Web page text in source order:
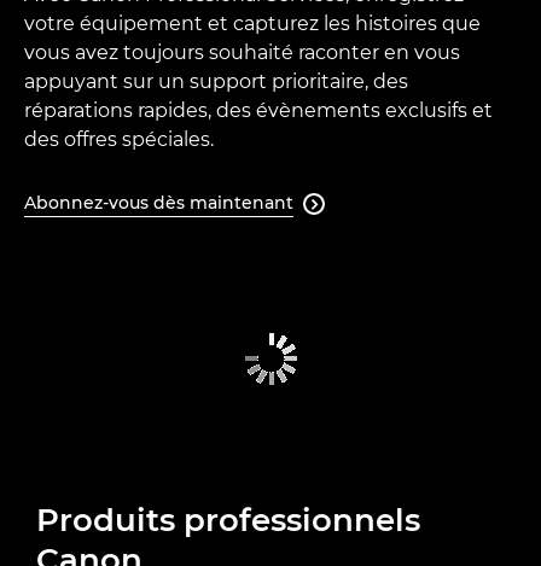
votre équipement et capturez les histoires que
vous avez toujours souhaité raconter en vous
appuyant sur un support prioritaire, des
réparations rapides, des évènements exclusifs et
des offres spéciales.
Abonnez-vous dès maintenant 
Produits professionnels